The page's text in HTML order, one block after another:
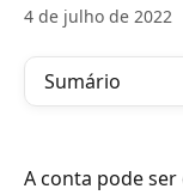
4 de julho de 2022
Sumário
A conta pode